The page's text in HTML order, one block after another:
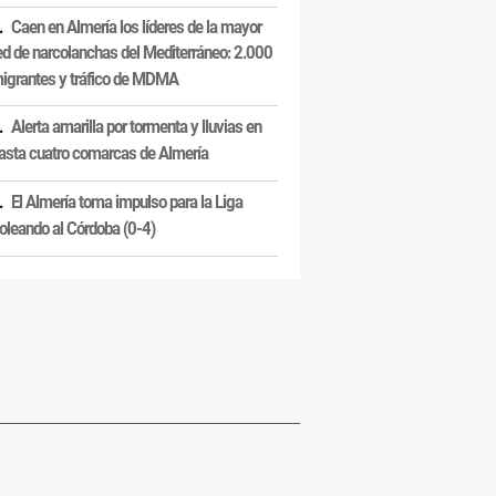
Caen en Almería los líderes de la mayor
de narcolanchas del Mediterráneo: 2.000
y tráfico de MDMA
Alerta amarilla por tormenta y lluvias en
cuatro comarcas de Almería
El Almería toma impulso para la Liga
al Córdoba (0-4)